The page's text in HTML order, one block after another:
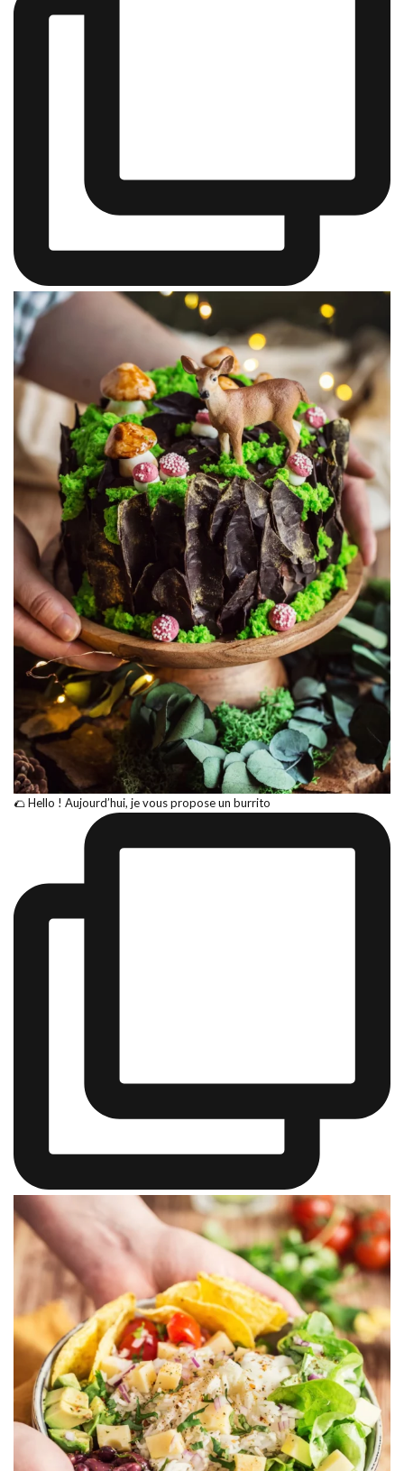
🌮 Hello ! Aujourd’hui, je vous propose un burrito